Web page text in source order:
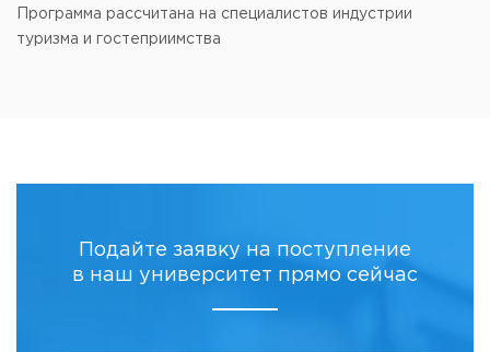
Программа рассчитана на специалистов индустрии
туризма и гостеприимства
Подайте заявку на поступление
в наш университет прямо сейчас